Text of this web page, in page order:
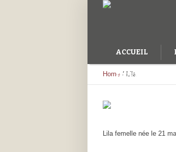
ACCUEIL
FAIRE UN DON
Home / Lila
Lila femelle née le 21